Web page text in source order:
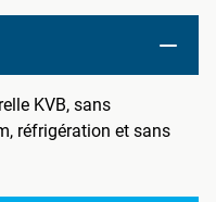
KVB, sans
réfrigération et sans